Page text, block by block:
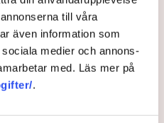
till våra
även information som
medier och annons-
med. Läs mer på
.
Lindas Kulas